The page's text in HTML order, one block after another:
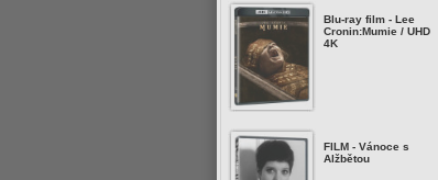
Blu-ray film - Lee
Cronin:Mumie / UHD
4K
FILM - Vánoce s
Alžbětou